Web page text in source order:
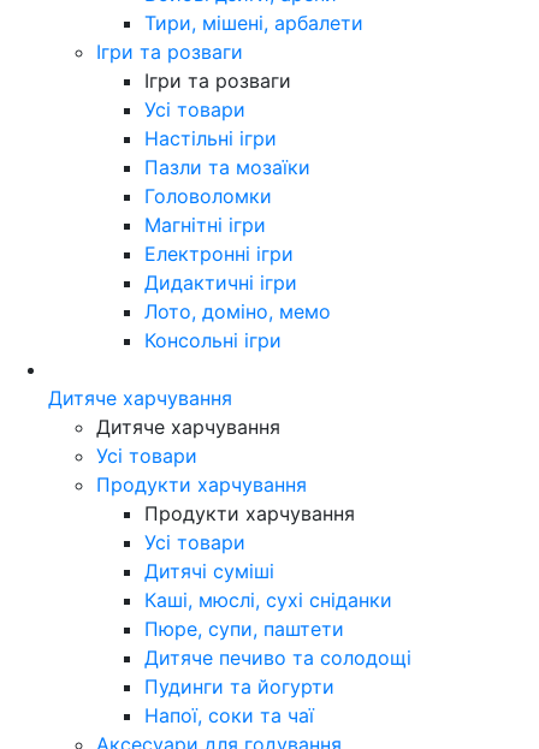
Тири, мішені, арбалети
Ігри та розваги
Ігри та розваги
Усі товари
Настільні ігри
Пазли та мозаїки
Головоломки
Магнітні ігри
Електронні ігри
Дидактичні ігри
Лото, доміно, мемо
Консольні ігри
Дитяче харчування
Дитяче харчування
Усі товари
Продукти харчування
Продукти харчування
Усі товари
Дитячі суміші
Каші, мюслі, сухі сніданки
Пюре, супи, паштети
Дитяче печиво та солодощі
Пудинги та йогурти
Напої, соки та чаї
Аксесуари для годування